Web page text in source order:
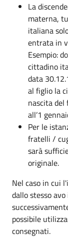
La
materna,
italiana
entrata in
Esempio:
cittadino
data
al figlio la
nascita del
all’1
Per le
fratelli /
sarà
originale.
Nel caso in cui
dallo stesso
possibile
consegnati.